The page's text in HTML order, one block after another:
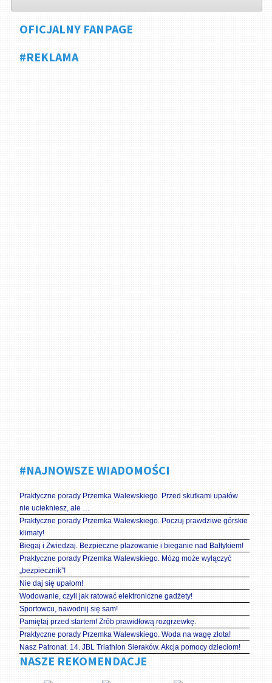
OFICJALNY FANPAGE
#REKLAMA
#NAJNOWSZE WIADOMOŚCI
Praktyczne porady Przemka Walewskiego. Przed skutkami upałów
nie uciekniesz, ale …
Praktyczne porady Przemka Walewskiego. Poczuj prawdziwe górskie
klimaty!
Biegaj i Zwiedzaj. Bezpieczne plażowanie i bieganie nad Bałtykiem!
Praktyczne porady Przemka Walewskiego. Mózg może wyłączyć
„bezpiecznik”!
Nie daj się upałom!
Wodowanie, czyli jak ratować elektroniczne gadżety!
Sportowcu, nawodnij się sam!
Pamiętaj przed startem! Zrób prawidłową rozgrzewkę.
Praktyczne porady Przemka Walewskiego. Woda na wagę złota!
Nasz Patronat. 14. JBL Triathlon Sieraków. Akcja pomocy dzieciom!
NASZE REKOMENDACJE